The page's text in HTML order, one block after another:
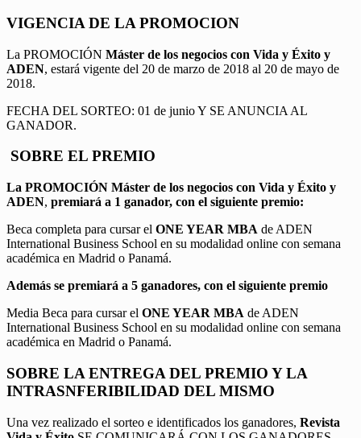
VIGENCIA DE LA PROMOCION
La PROMOCIÓN Máster de los negocios con Vida y Éxito y
ADEN, estará vigente del 20 de marzo de 2018 al 20 de mayo de
2018.
FECHA DEL SORTEO: 01 de junio Y SE ANUNCIA AL
GANADOR.
SOBRE EL PREMIO
La PROMOCIÓN Máster de los negocios con Vida y Éxito y
ADEN, premiará a 1 ganador, con el siguiente premio:
Beca completa para cursar el ONE YEAR MBA de ADEN
International Business School en su modalidad online con semana
académica en Madrid o Panamá.
Además se premiará a 5 ganadores, con el siguiente premio
Media Beca para cursar el ONE YEAR MBA de ADEN
International Business School en su modalidad online con semana
académica en Madrid o Panamá.
SOBRE LA ENTREGA DEL PREMIO Y LA
INTRASNFERIBILIDAD DEL MISMO
Una vez realizado el sorteo e identificados los ganadores, Revista